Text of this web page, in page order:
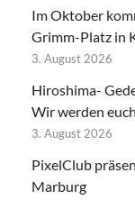
Im Oktober
Grimm-Platz in
3. August 2026
Hiroshima-
Wir werden
3. August 2026
PixelClub
Marburg